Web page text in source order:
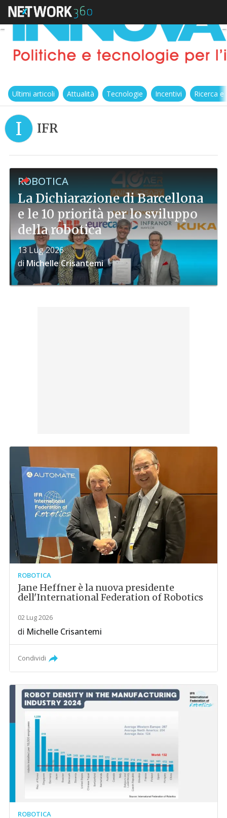
Ultimi articoli Attualità Tecnologie Incentivi Ricerca
I IFR
ROBOTICA
La Dichiarazione di Barcellona
e le 10 priorità per lo sviluppo
della robotica
13 Lug 2026
diMichelle Crisantemi
ROBOTICA
Jane Heffner è la nuova presidente
dell'International Federation of Robotics
02 Lug 2026
di Michelle Crisantemi
Condividi
ROBOTICA